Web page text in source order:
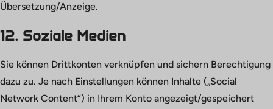
Übersetzung/Anzeige.
12. Soziale Medien
Sie können Drittkonten verknüpfen und sichern Berechtigung
dazu zu. Je nach Einstellungen können Inhalte („Social
Network Content“) in Ihrem Konto angezeigt/gespeichert